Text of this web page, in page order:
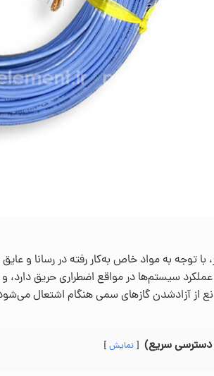
با توجه به مواد خاص به‌کار رفته در رسانا و
از آزادشدن گازهای سمی هنگام اشتعال
دسترسی سریع) نمایش